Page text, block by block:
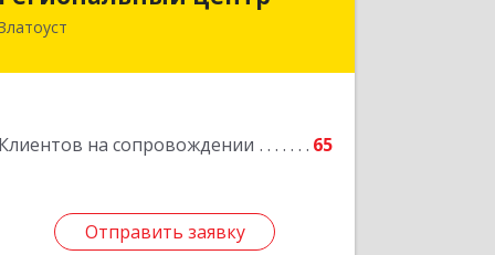
Клиентов на сопровождении 65
Отправить заявку
456227, Челябинская обл, Златоуст г,
Отправить заявку